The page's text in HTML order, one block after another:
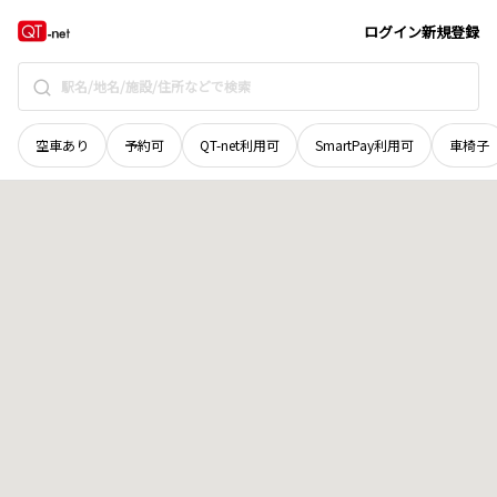
ログイン新規登録
空車あり 予約可 QT-net利用可 SmartPay利用可 車椅子
長野県